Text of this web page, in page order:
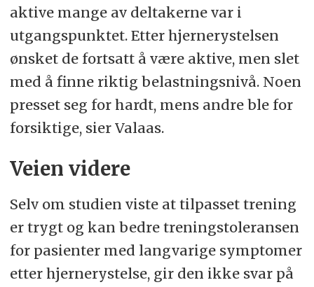
aktive mange av deltakerne var i
utgangspunktet. Etter hjernerystelsen
ønsket de fortsatt å være aktive, men slet
med å finne riktig belastningsnivå. Noen
presset seg for hardt, mens andre ble for
forsiktige, sier Valaas.
Veien videre
Selv om studien viste at tilpasset trening
er trygt og kan bedre treningstoleransen
for pasienter med langvarige symptomer
etter hjernerystelse, gir den ikke svar på